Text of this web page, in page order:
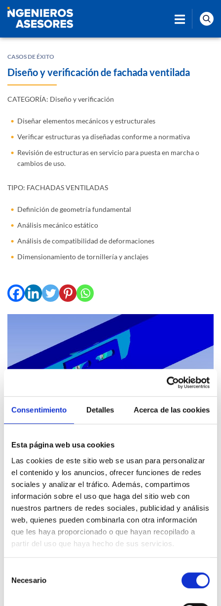
Consentimiento Detalles Acerca de las cookies
Esta página web usa cookies
Las cookies de este sitio web se usan para personalizar
el contenido y los anuncios, ofrecer funciones de redes
sociales y analizar el tráfico. Además, compartimos
información sobre el uso que haga del sitio web con
nuestros partners de redes sociales, publicidad y análisis
web, quienes pueden combinarla con otra información
que les haya proporcionado o que hayan recopilado a
partir del uso que haya hecho de sus servicios.
Necesario
CASOS DE ÉXITO
Diseño y verificación de fachada ventilada
CATEGORÍA: Diseño y verificación
Diseñar elementos mecánicos y estructurales
Verificar estructuras ya diseñadas conforme a normativa
Revisión de estructuras en servicio para puesta en marcha o
cambios de uso.
TIPO: FACHADAS VENTILADAS
Definición de geometría fundamental
Análisis mecánico estático
Análisis de compatibilidad de deformaciones
Dimensionamiento de tornillería y anclajes